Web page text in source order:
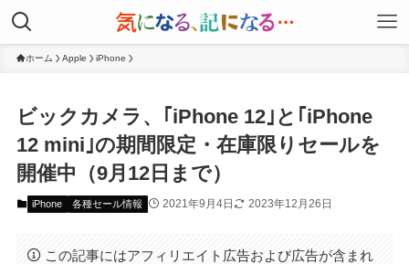
ホーム Apple iPhone
ビックカメラ、｢iPhone 12｣と｢iPhone
12 mini｣の期間限定・在庫限りセールを
開催中（9月12日まで）
iPhone 各種セール情報 2021年9月4日 2023年12月26日
この記事にはアフィリエイト広告および広告が含まれ